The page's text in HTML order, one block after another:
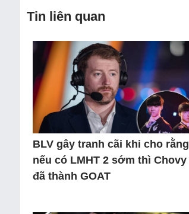
Tin liên quan
BLV gây tranh cãi khi cho rằng
nếu có LMHT 2 sớm thì Chovy
đã thành GOAT